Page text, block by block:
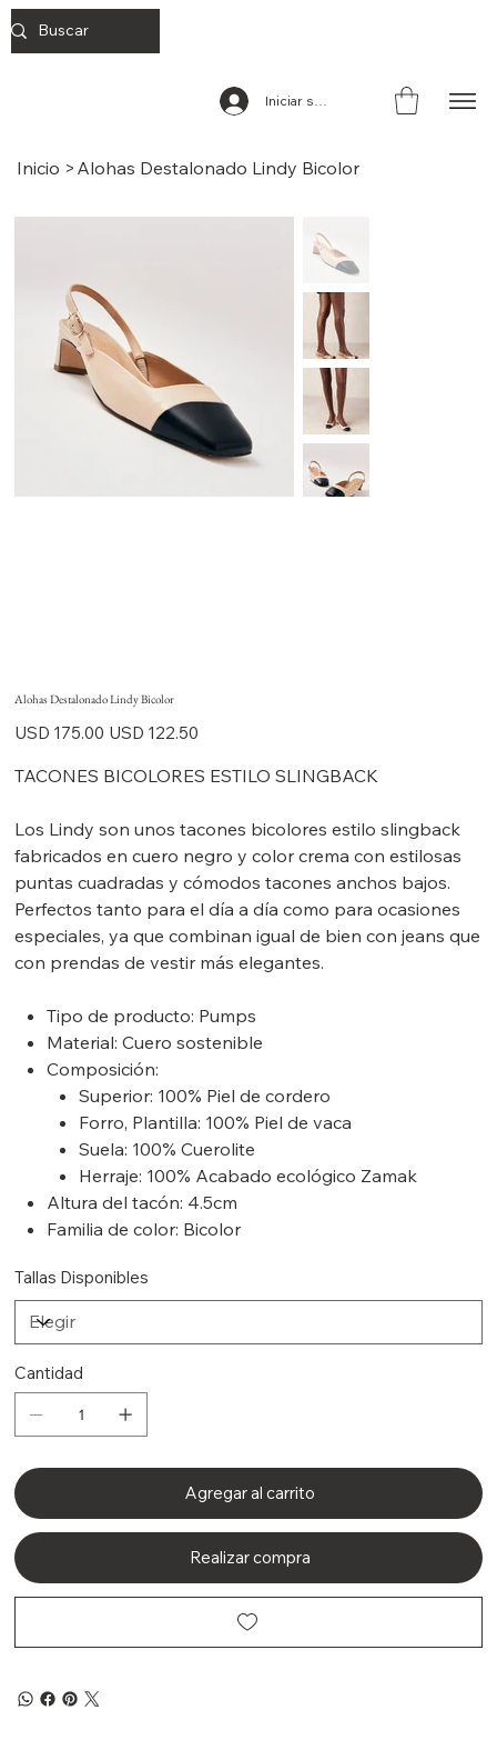
Iniciar sesión
Inicio > Alohas Destalonado Lindy Bicolor
Alohas Destalonado Lindy Bicolor
Precio
original
USD 175.00 Precio
de
USD 122.50
TACONES BICOLORES ESTILO SLINGBACK
Los Lindy son unos tacones bicolores estilo slingback
fabricados en cuero negro y color crema con estilosas
puntas cuadradas y cómodos tacones anchos bajos.
Perfectos tanto para el día a día como para ocasiones
especiales, ya que combinan igual de bien con jeans que
con prendas de vestir más elegantes.
Tipo de producto: Pumps
Material: Cuero sostenible
Composición:
Superior: 100% Piel de cordero
Forro, Plantilla: 100% Piel de vaca
Suela: 100% Cuerolite
Herraje: 100% Acabado ecológico Zamak
Altura del tacón: 4.5cm
Familia de color: Bicolor
Tallas Disponibles
Cantidad
Agregar al carrito
Realizar compra